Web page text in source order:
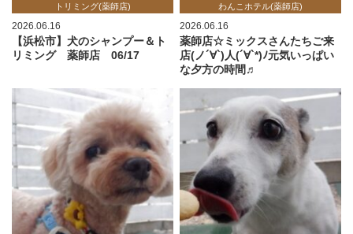
トリミング(薬師店)
2026.06.16
【浜松市】犬のシャンプー＆ト
リミング 薬師店 06/17
わんこホテル(薬師店)
2026.06.16
薬師店☆ミックスさんたちご来
店(ノ´∀`)人(´∀`*)ﾉ元気いっぱい
な夕方の時間♬